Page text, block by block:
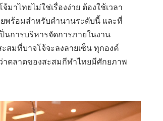
าไทยไม่ใช่เรื่องง่าย ต้องใช้เวลา
พร้อมสำหรับตำนานระดับนี้ และที่
นการบริหารจัดการภายในงาน
มที่บาจโจ้จะลงลายเซ็น ทุกองค์
าตลาดของสะสมกีฬาไทยมีศักยภาพ